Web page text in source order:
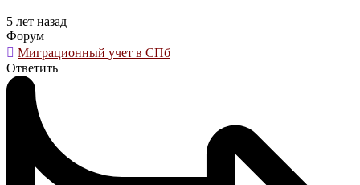
5 лет назад
Форум
Миграционный учет в СПб
Ответить